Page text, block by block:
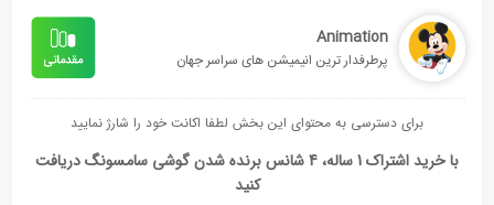
Animation
پرطرفدار ترین انیمیشن های سراسر جهان
برای دسترسی به محتوای این بخش لطفا اکانت خود را شارژ نمایید
با خرید اشتراک 1 ساله، 4 شانس برنده شدن گوشی سامسونگ دریافت
کنید